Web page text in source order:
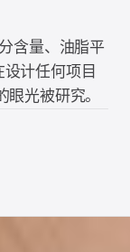
含量、油脂平
计任何项目
光被研究。